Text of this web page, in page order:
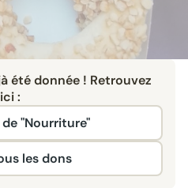
été donnée ! Retrouvez
:
"Nourriture"
les dons